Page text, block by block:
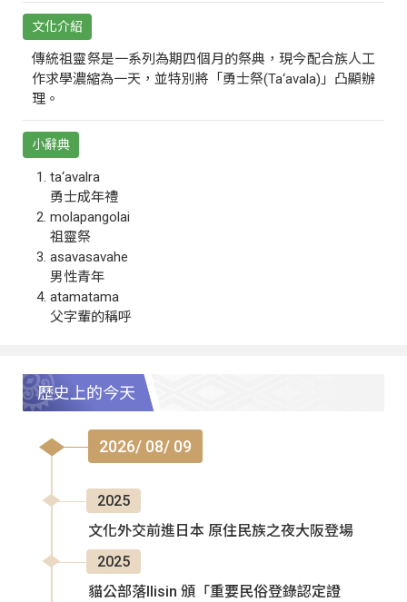
文化介紹
傳統祖靈祭是一系列為期四個月的祭典，現今配合族人工
作求學濃縮為一天，並特別將「勇士祭(Ta‘avala)」凸顯辦
理。
小辭典
ta‘avalra
勇士成年禮
molapangolai
祖靈祭
asavasavahe
男性青年
atamatama
父字輩的稱呼
歷史上的今天
2026/ 08/ 09
2025
文化外交前進日本 原住民族之夜大阪登場
2025
貓公部落Ilisin 頒「重要民俗登錄認定證